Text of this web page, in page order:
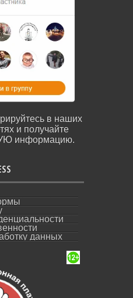
в наших
и получайте
информацию.
данных